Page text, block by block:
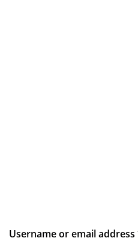
Username or email address